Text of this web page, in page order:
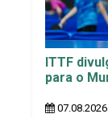
ITTF
para o
07.08.2026